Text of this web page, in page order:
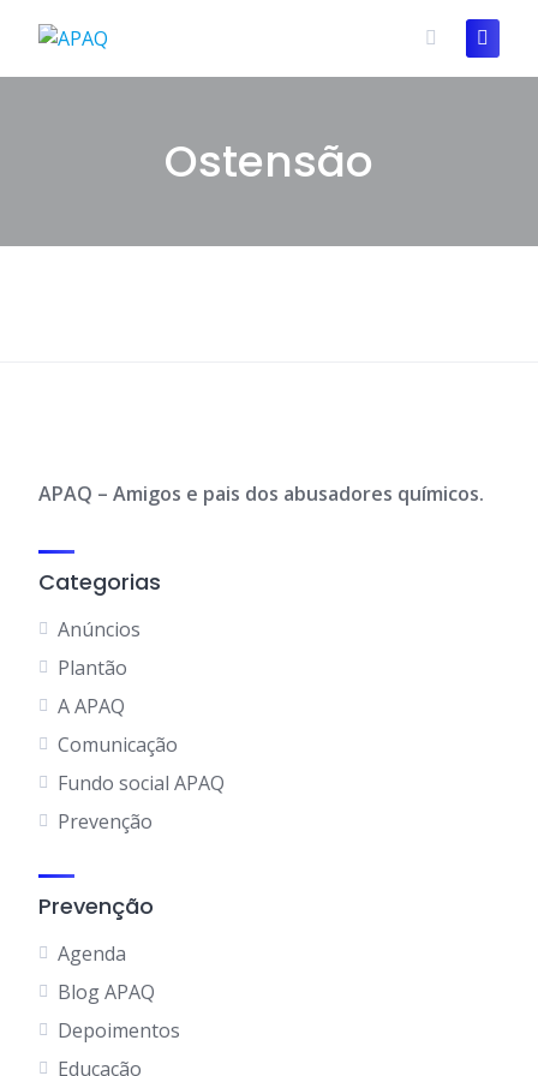
content
Ostensão
APAQ – Amigos e pais dos abusadores químicos.
Categorias
Anúncios
Plantão
A APAQ
Comunicação
Fundo social APAQ
Prevenção
Prevenção
Agenda
Blog APAQ
Depoimentos
Educação